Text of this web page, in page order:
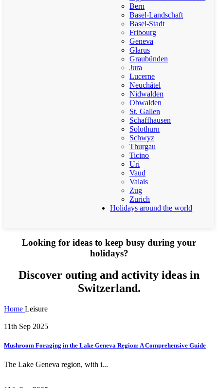
Bern
Basel-Landschaft
Basel-Stadt
Fribourg
Geneva
Glarus
Graubünden
Jura
Lucerne
Neuchâtel
Nidwalden
Obwalden
St. Gallen
Schaffhausen
Solothurn
Schwyz
Thurgau
Ticino
Uri
Vaud
Valais
Zug
Zurich
Holidays around the world
Looking for ideas to keep busy during your
holidays?
Discover outing and activity ideas in
Switzerland.
Home Leisure
11th Sep 2025
Mushroom Foraging in the Lake Geneva Region: A Comprehensive Guide
The Lake Geneva region, with i...